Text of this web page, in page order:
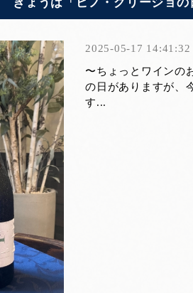
2025-05-17 14:41:32
〜ちょっとワインの
の日がありますが、
す...